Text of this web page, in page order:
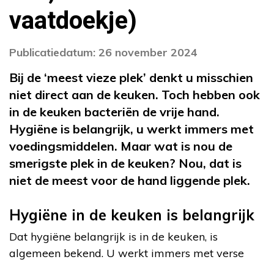
vaatdoekje)
Publicatiedatum: 26 november 2024
Bij de ‘meest vieze plek’ denkt u misschien
niet direct aan de keuken. Toch hebben ook
in de keuken bacteriën de vrije hand.
Hygiëne is belangrijk, u werkt immers met
voedingsmiddelen. Maar wat is nou de
smerigste plek in de keuken? Nou, dat is
niet de meest voor de hand liggende plek.
Hygiëne in de keuken is belangrijk
Dat hygiëne belangrijk is in de keuken, is
algemeen bekend. U werkt immers met verse